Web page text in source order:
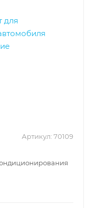
Артикул: 70109